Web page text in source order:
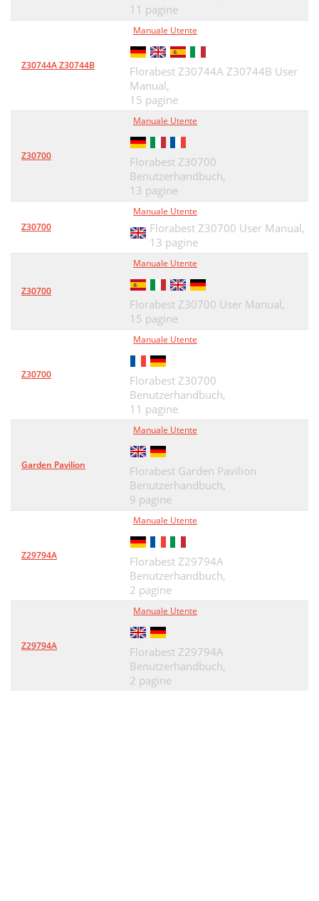
11 pagine
Z30744A Z30744B
Manuale Utente
Florabest Z30744A Z30744B User
Manual,
15 pagine
Z30700
Manuale Utente
Florabest Z30700
Benutzerhandbuch,
13 pagine
Z30700
Manuale Utente
Florabest Z30700 User Manual,
13 pagine
Z30700
Manuale Utente
Florabest Z30700 User Manual,
15 pagine
Z30700
Manuale Utente
Florabest Z30700
Benutzerhandbuch,
11 pagine
Garden Pavilion
Manuale Utente
Florabest Garden Pavilion
Benutzerhandbuch,
9 pagine
Z29794A
Manuale Utente
Florabest Z29794A
Benutzerhandbuch,
2 pagine
Z29794A
Manuale Utente
Florabest Z29794A
Benutzerhandbuch,
2 pagine